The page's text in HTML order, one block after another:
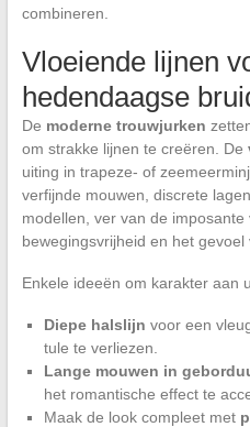
combineren.
Vloeiende lijnen
hedendaagse
De moderne trouwjurken
om strakke lijnen te creëren. De
uiting in trapeze- of
verfijnde mouwen, discrete
modellen, ver van de
bewegingsvrijheid en het gevoel
Enkele ideeën om karakter aan
Diepe halslijn voor een
tule te verliezen.
Lange mouwen in
het romantische effect te
Maak de look compleet met